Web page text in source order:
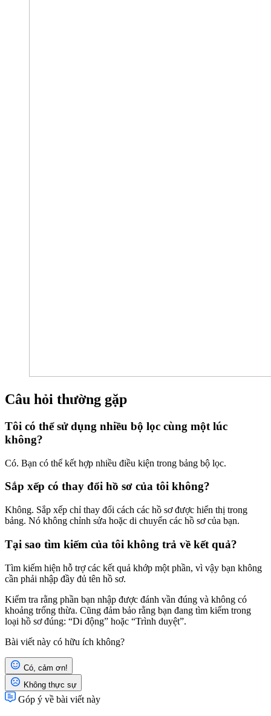
Câu hỏi thường gặp
Tôi có thể sử dụng nhiều bộ lọc cùng một lúc
không?
Có. Bạn có thể kết hợp nhiều điều kiện trong bảng bộ lọc.
Sắp xếp có thay đổi hồ sơ của tôi không?
Không. Sắp xếp chỉ thay đổi cách các hồ sơ được hiển thị trong
bảng. Nó không chỉnh sửa hoặc di chuyển các hồ sơ của bạn.
Tại sao tìm kiếm của tôi không trả về kết quả?
Tìm kiếm hiện hỗ trợ các kết quả khớp một phần, vì vậy bạn không
cần phải nhập đầy đủ tên hồ sơ.
Kiểm tra rằng phần bạn nhập được đánh vần đúng và không có
khoảng trống thừa. Cũng đảm bảo rằng bạn đang tìm kiếm trong
loại hồ sơ đúng: “Di động” hoặc “Trình duyệt”.
Bài viết này có hữu ích không?
Có, cảm ơn!
Không thực sự
Góp ý về bài viết này